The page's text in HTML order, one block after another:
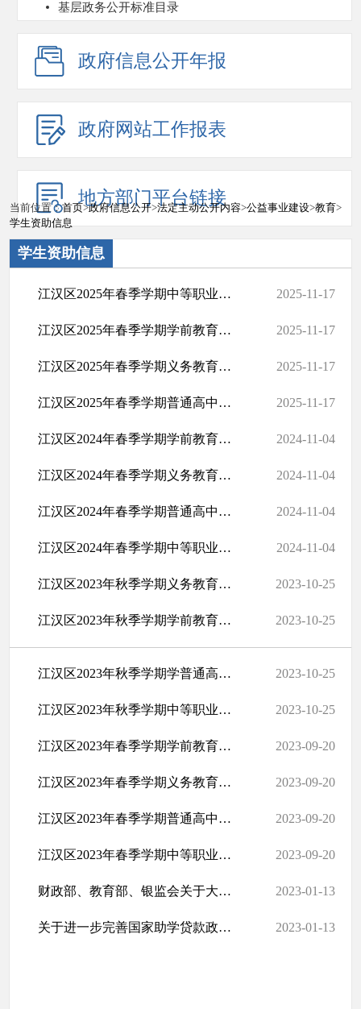
基层政务公开标准目录
政府信息公开年报
政府网站工作报表
地方部门平台链接
当前位置：首页>政府信息公开>法定主动公开内容>公益事业建设>教育>
学生资助信息
学生资助信息
江汉区2025年春季学期中等职业教育资助情况 2025-11-17
江汉区2025年春季学期学前教育资助情况 2025-11-17
江汉区2025年春季学期义务教育资助情况 2025-11-17
江汉区2025年春季学期普通高中教育资助情况 2025-11-17
江汉区2024年春季学期学前教育资助情况 2024-11-04
江汉区2024年春季学期义务教育资助情况 2024-11-04
江汉区2024年春季学期普通高中资助情况 2024-11-04
江汉区2024年春季学期中等职业教育资助情况 2024-11-04
江汉区2023年秋季学期义务教育资助情况 2023-10-25
江汉区2023年秋季学期学前教育资助情况 2023-10-25
江汉区2023年秋季学期学普通高中资助情况 2023-10-25
江汉区2023年秋季学期中等职业教育资助情况 2023-10-25
江汉区2023年春季学期学前教育资助情况 2023-09-20
江汉区2023年春季学期义务教育资助情况 2023-09-20
江汉区2023年春季学期普通高中资助情况 2023-09-20
江汉区2023年春季学期中等职业教育资助情况 2023-09-20
财政部、教育部、银监会关于大力开展生源地信用助学贷款的通知 2023-01-13
关于进一步完善国家助学贷款政策的通知 2023-01-13